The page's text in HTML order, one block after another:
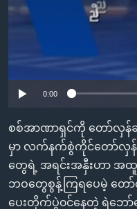
စာမျက်နှာ
နေရာ
သို့
ကျော်
ဘာသာစကားများ
No media
0:00
စစ်အာဏာရှင်ကို တော်လှန်
မှာ လက်နက်စွဲကိုင်တော်လှ
တွေရဲ့ အရင်းအနှီးဟာ အထူ
ဘဝတွေစွန့်ကြရပေမဲ့ တော်
ပေးတိုက်ပွဲ၀င်နေတဲ့ ရဲဘေ